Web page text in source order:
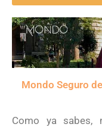
Mondo Seguro
Como ya sabes,